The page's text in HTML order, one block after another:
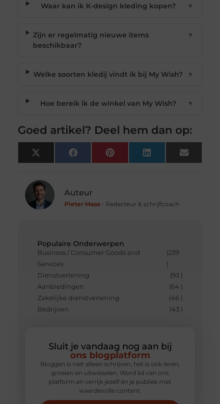
Populaire Onderwerpen
Business / Consumer Goods and
Services
(239
)
Dienstverlening
(93 )
Aanbiedingen
(64 )
Zakelijke dienstverlening
(46 )
Bedrijven
(43 )
Sluit je vandaag nog aan bij
ons blogplatform
Bloggen is niet alleen schrijven, het is ook leren,
groeien en uitwisselen. Word lid van ons
platform en verrijk jezelf én je publiek met
waardevolle content.
Waar kan ik K-design kleding kopen? ▼
Zijn er regelmatig nieuwe items
beschikbaar?
▼
Welke soorten kledij vindt ik bij My Wish? ▼
Hoe bereik ik de winkel van My Wish? ▼
Goed artikel? Deel hem dan op:
X
(Twitter)
FacebookPinterest LinkedIn Email
Auteur
Pieter Maas- Redacteur & schrijfcoach